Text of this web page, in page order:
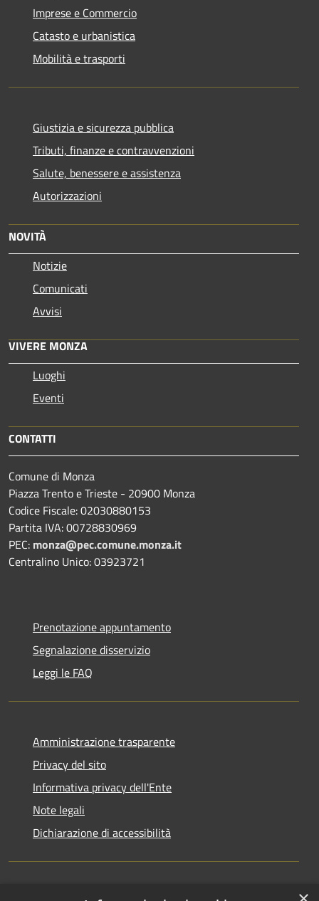
Imprese e Commercio
Catasto e urbanistica
Mobilità e trasporti
Giustizia e sicurezza pubblica
Tributi, finanze e contravvenzioni
Salute, benessere e assistenza
Autorizzazioni
NOVITÀ
Notizie
Comunicati
Avvisi
VIVERE MONZA
Luoghi
Eventi
CONTATTI
Comune di Monza
Piazza Trento e Trieste - 20900 Monza
Codice Fiscale: 02030880153
Partita IVA: 00728830969
PEC: monza@pec.comune.monza.it
Centralino Unico: 03923721
Prenotazione appuntamento
Segnalazione disservizio
Leggi le FAQ
Amministrazione trasparente
Privacy del sito
Informativa privacy dell'Ente
Note legali
Dichiarazione di accessibilità